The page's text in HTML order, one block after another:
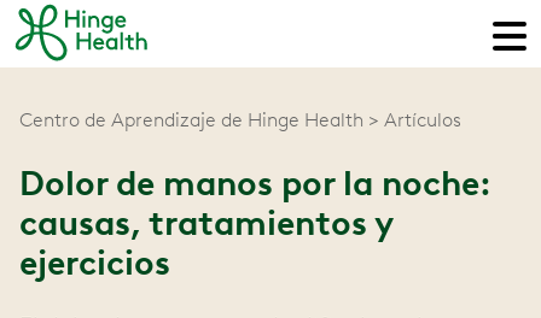
Centro de Aprendizaje de Hinge Health Artículos
Dolor de manos por la noche:
causas, tratamientos y
ejercicios